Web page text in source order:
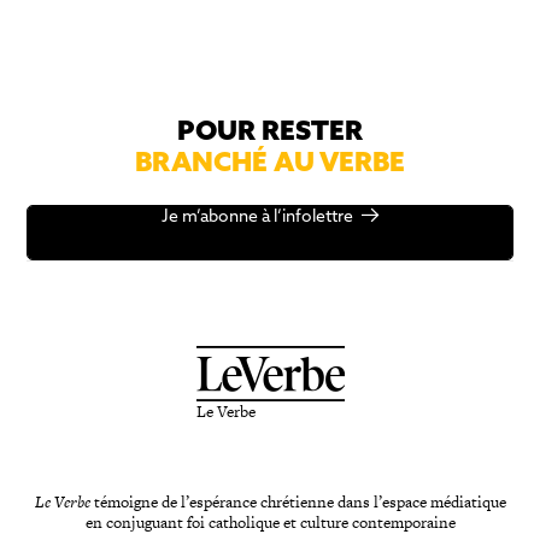
POUR RESTER
BRANCHÉ AU VERBE
Je m’abonne à l’infolettre
Le Verbe
Le Verbetémoigne de l’espérance chrétienne dans l’espace médiatique
en conjuguant foi catholique et culture contemporaine